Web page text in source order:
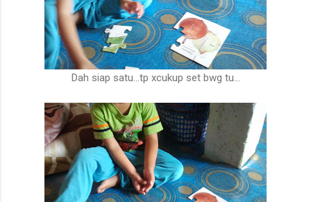
Dah siap satu...tp xcukup set bwg tu...